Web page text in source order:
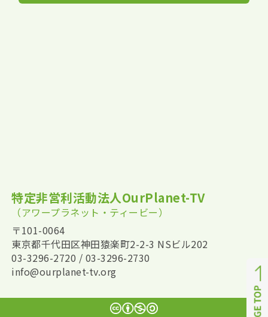
特定非営利活動法人OurPlanet-TV
（アワープラネット・ティービー）
〒101-0064
東京都千代田区神田猿楽町2-2-3 NSビル202
03-3296-2720 / 03-3296-2730
info@ourplanet-tv.org